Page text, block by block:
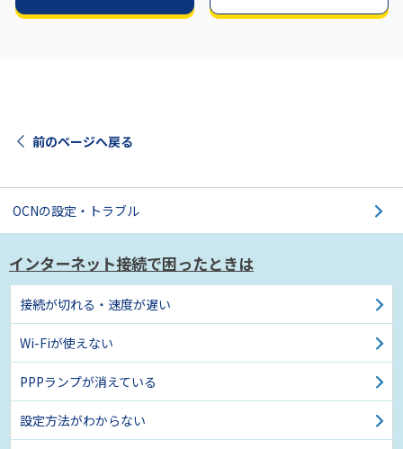
前のページへ戻る
OCNの設定・トラブル
インターネット接続で困ったときは
接続が切れる・速度が遅い
Wi-Fiが使えない
PPPランプが消えている
設定方法がわからない